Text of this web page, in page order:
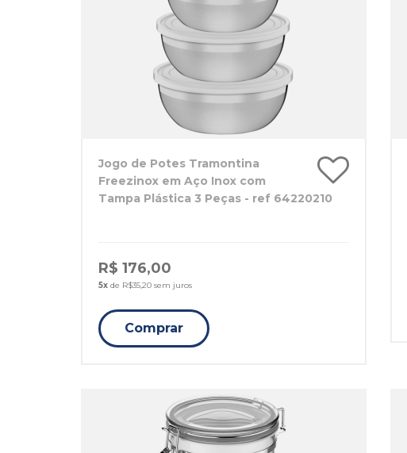
Jogo de Potes Tramontina
Freezinox em Aço Inox com
Tampa Plástica 3 Peças - ref 64220210
R$ 176,00
5x de R$35,20 sem juros
Comprar